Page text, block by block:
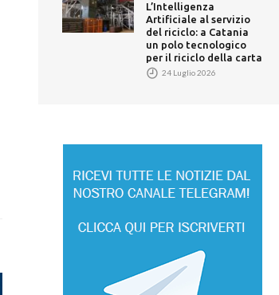
L’Intelligenza
Artificiale al servizio
del riciclo: a Catania
un polo tecnologico
per il riciclo della carta
24 Luglio 2026